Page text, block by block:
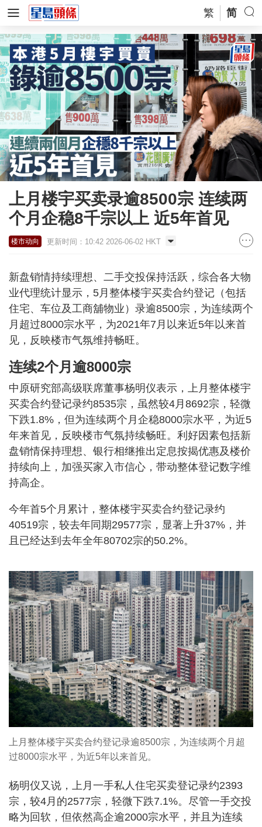
繁 简
上月楼宇买卖录逾8500宗 连续两
个月企稳8千宗以上 近5年首见
楼市动向 更新时间：10:42 2026-06-02 HKT
新盘销情持续理想、二手交投保持活跃，综合各大物
业代理统计显示，5月整体楼宇买卖合约登记（包括
住宅、车位及工商舖物业）录逾8500宗，为连续两个
月超过8000宗水平，为2021年7月以来近5年以来首
见，反映楼市气氛维持畅旺。
连续2个月逾8000宗
中原研究部高级联席董事杨明仪表示，上月整体楼宇
买卖合约登记录约8535宗，虽然较4月8692宗，轻微
下跌1.8%，但为连续两个月企稳8000宗水平，为近5
年来首见，反映楼市气氛持续畅旺。利好因素包括新
盘销情保持理想、银行相继推出定息按揭优惠及楼价
持续向上，加强买家入市信心，带动整体登记数字维
持高企。
今年首5个月累计，整体楼宇买卖合约登记录约
40519宗，较去年同期29577宗，显著上升37%，并
且已经达到去年全年80702宗的50.2%。
上月整体楼宇买卖合约登记录逾8500宗，为连续两个月超
过8000宗水平，为近5年以来首见。
杨明仪又说，上月一手私人住宅买卖登记录约2393
宗，较4月的2577宗，轻微下跌7.1%。尽管一手交投
略为回软，但依然高企逾2000宗水平，并且为连续